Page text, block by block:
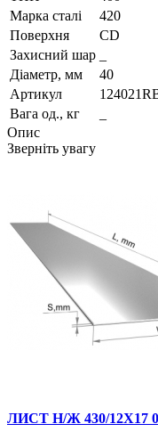
Марка сталi
420
Поверхня
CD
Захисний шар
Діаметр, мм
40
Артикул
Вага од., кг
Опис
Зверніть увагу
ЛИСТ Н/Ж 430/12Х17